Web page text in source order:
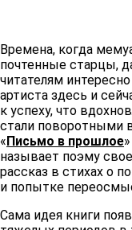
Времена, когда
почтенные старцы,
читателям
артиста здесь и
к успеху, что
стали поворотными
«Письмо в прошлое»
называет поэму
рассказ в стихах о
и попытке
Сама идея книги